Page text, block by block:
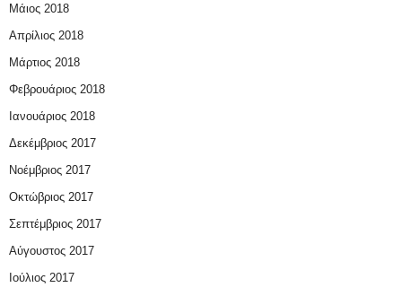
Μάιος 2018
Απρίλιος 2018
Μάρτιος 2018
Φεβρουάριος 2018
Ιανουάριος 2018
Δεκέμβριος 2017
Νοέμβριος 2017
Οκτώβριος 2017
Σεπτέμβριος 2017
Αύγουστος 2017
Ιούλιος 2017